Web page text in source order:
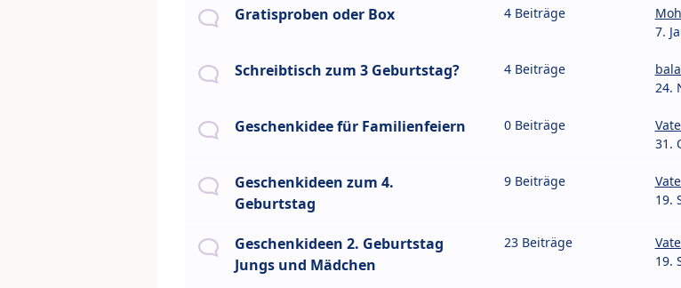
Gratisproben oder Box 4 Beiträge
7.
Schreibtisch zum 3 Geburtstag? 4 Beiträge
24.
Geschenkidee für Familienfeiern 0 Beiträge
31.
Geschenkideen zum 4.
Geburtstag
9 Beiträge
19.
Geschenkideen 2. Geburtstag
Jungs und Mädchen
23 Beiträge
19.